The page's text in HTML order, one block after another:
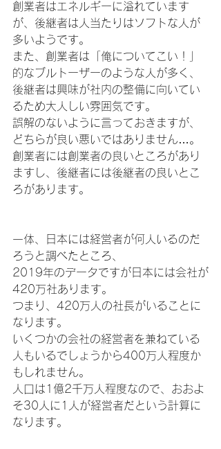
創業者はエネルギーに溢れています
が、後継者は人当たりはソフトな人が
多いようです。
また、創業者は「俺についてこい！」
的なブルトーザーのような人が多く、
後継者は興味が社内の整備に向いてい
るため大人しい雰囲気です。
誤解のないように言っておきますが、
どちらが良い悪いではありません…。
創業者には創業者の良いところがあり
ますし、後継者には後継者の良いとこ
ろがあります。
一体、日本には経営者が何人いるのだ
ろうと調べたところ、
2019年のデータですが日本には会社が
420万社あります。
つまり、420万人の社長がいることに
なります。
いくつかの会社の経営者を兼ねている
人もいるでしょうから400万人程度か
もしれません。
人口は1億2千万人程度なので、おおよ
そ30人に1人が経営者だという計算に
なります。